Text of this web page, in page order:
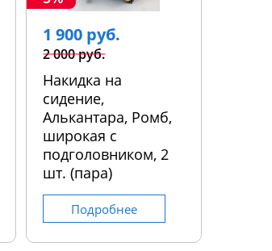
1 900 руб.
2 000 руб.
Накидка на
сидение,
Алькантара, Ромб,
широкая с
подголовником, 2
шт. (пара)
Подробнее